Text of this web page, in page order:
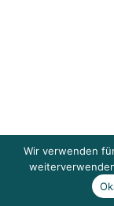
Wir verwenden